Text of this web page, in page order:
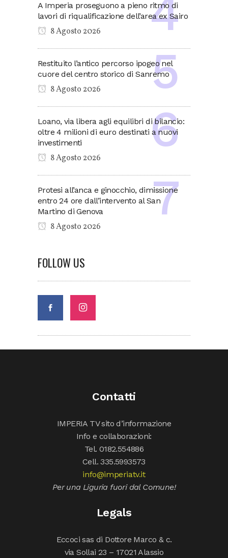
A Imperia proseguono a pieno ritmo di
lavori di riqualificazione dell’area ex Sairo
8 Agosto 2026
Restituito l’antico percorso ipogeo nel
cuore del centro storico di Sanremo
8 Agosto 2026
Loano, via libera agli equilibri di bilancio:
oltre 4 milioni di euro destinati a nuovi
investimenti
8 Agosto 2026
Protesi all’anca e ginocchio, dimissione
entro 24 ore dall’intervento al San
Martino di Genova
8 Agosto 2026
FOLLOW US
Contatti
IMPERIA TV sito d’informazione
Info e collaborazioni:
Tel. 0182.554886
Cell. 335.5993573
info@imperiatv.it
Per una Liguria fuori dal Comune!
Legals
Eccoci sas di Dottore Marco & c.
via Sollai 23 – 17021 Alassio